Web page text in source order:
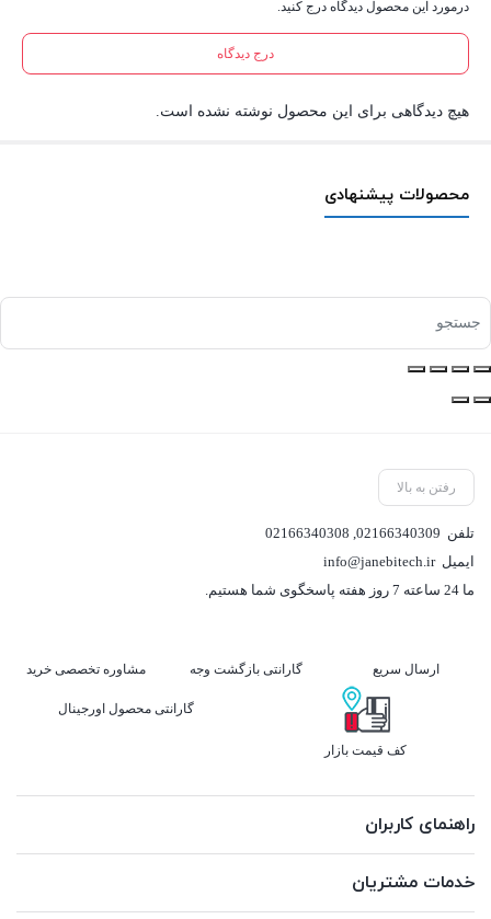
درمورد این محصول دیدگاه درج کنید.
درج دیدگاه
هیچ دیدگاهی برای این محصول نوشته نشده است.
محصولات پیشنهادی
رفتن به بالا
تلفن 02166340309
,
02166340308
ایمیلinfo@janebitech.ir
ما 24 ساعته 7 روز هفته پاسخگوی شما هستیم.
ارسال سریع گارانتی بازگشت وجه مشاوره تخصصی خرید
کف قیمت بازار
گارانتی محصول اورجینال
راهنمای کاربران
خدمات مشتریان